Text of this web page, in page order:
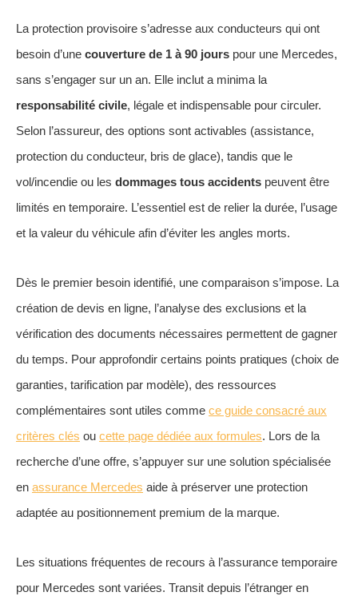
La protection provisoire s’adresse aux conducteurs qui ont
besoin d’une couverture de 1 à 90 jours pour une Mercedes,
sans s’engager sur un an. Elle inclut a minima la
responsabilité civile, légale et indispensable pour circuler.
Selon l’assureur, des options sont activables (assistance,
protection du conducteur, bris de glace), tandis que le
vol/incendie ou les dommages tous accidents peuvent être
limités en temporaire. L’essentiel est de relier la durée, l’usage
et la valeur du véhicule afin d’éviter les angles morts.
Dès le premier besoin identifié, une comparaison s’impose. La
création de devis en ligne, l’analyse des exclusions et la
vérification des documents nécessaires permettent de gagner
du temps. Pour approfondir certains points pratiques (choix de
garanties, tarification par modèle), des ressources
complémentaires sont utiles comme ce guide consacré aux
critères clés ou cette page dédiée aux formules. Lors de la
recherche d’une offre, s’appuyer sur une solution spécialisée
en assurance Mercedes aide à préserver une protection
adaptée au positionnement premium de la marque.
Les situations fréquentes de recours à l’assurance temporaire
pour Mercedes sont variées. Transit depuis l’étranger en